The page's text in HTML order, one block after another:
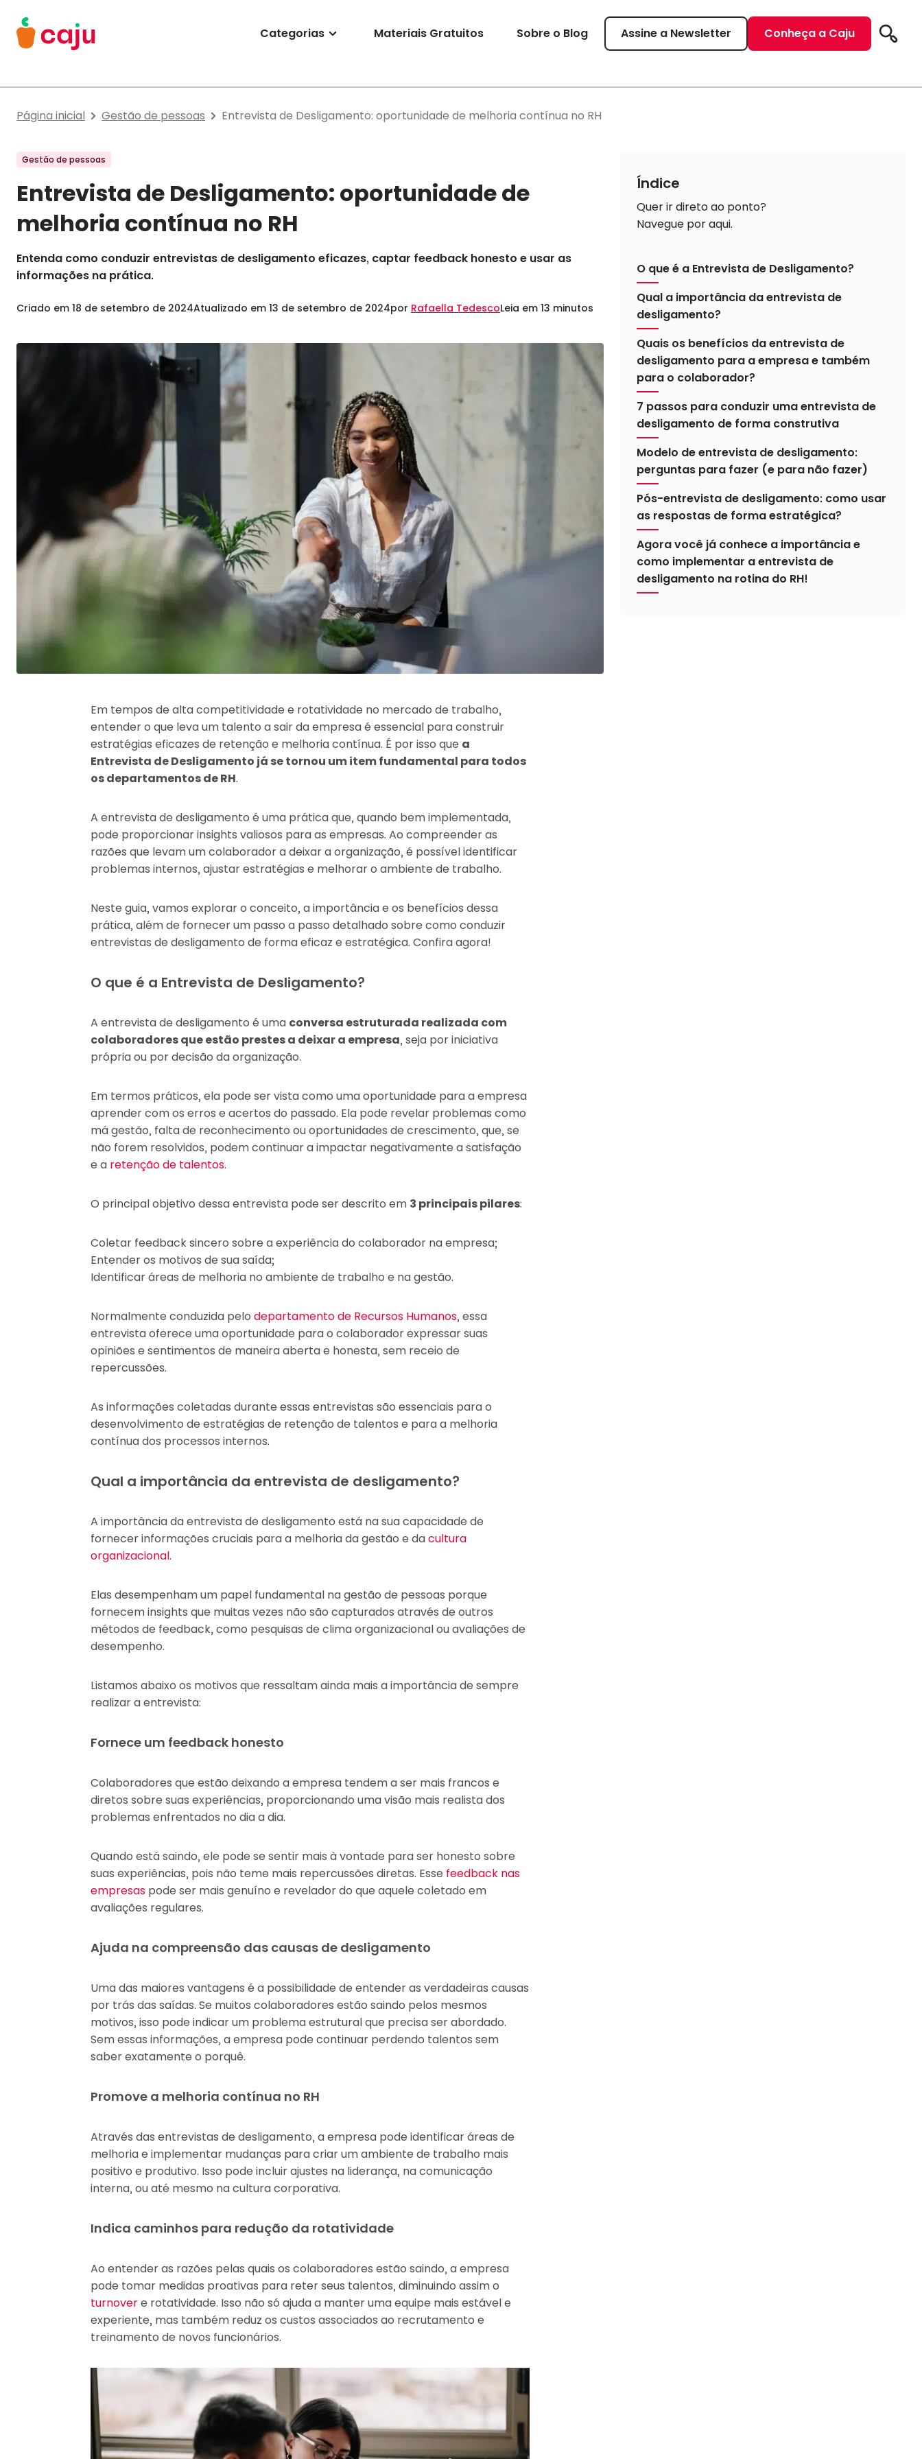
Menu Principal
Categorias Materiais Gratuitos Sobre o Blog Assine a Newsletter Conheça a Caju
Página inicial Gestão de pessoas Entrevista de Desligamento: oportunidade de melhoria contínua no RH
Gestão de pessoas
Entrevista de Desligamento: oportunidade de
melhoria contínua no RH
Entenda como conduzir entrevistas de desligamento eficazes, captar feedback honesto e usar as
informações na prática.
Criado em 18 de setembro de 2024Atualizado em 13 de setembro de 2024por Rafaella TedescoLeia em 13 minutos
Em tempos de alta competitividade e rotatividade no mercado de trabalho,
entender o que leva um talento a sair da empresa é essencial para construir
estratégias eficazes de retenção e melhoria contínua. É por isso que a
Entrevista de Desligamento já se tornou um item fundamental para todos
os departamentos de RH.
A entrevista de desligamento é uma prática que, quando bem implementada,
pode proporcionar insights valiosos para as empresas. Ao compreender as
razões que levam um colaborador a deixar a organização, é possível identificar
problemas internos, ajustar estratégias e melhorar o ambiente de trabalho.
Neste guia, vamos explorar o conceito, a importância e os benefícios dessa
prática, além de fornecer um passo a passo detalhado sobre como conduzir
entrevistas de desligamento de forma eficaz e estratégica. Confira agora!
O que é a Entrevista de Desligamento?
A entrevista de desligamento é uma conversa estruturada realizada com
colaboradores que estão prestes a deixar a empresa, seja por iniciativa
própria ou por decisão da organização.
Em termos práticos, ela pode ser vista como uma oportunidade para a empresa
aprender com os erros e acertos do passado. Ela pode revelar problemas como
má gestão, falta de reconhecimento ou oportunidades de crescimento, que, se
não forem resolvidos, podem continuar a impactar negativamente a satisfação
e a retenção de talentos.
O principal objetivo dessa entrevista pode ser descrito em 3 principais pilares:
Coletar feedback sincero sobre a experiência do colaborador na empresa;
Entender os motivos de sua saída;
Identificar áreas de melhoria no ambiente de trabalho e na gestão.
Normalmente conduzida pelo departamento de Recursos Humanos, essa
entrevista oferece uma oportunidade para o colaborador expressar suas
opiniões e sentimentos de maneira aberta e honesta, sem receio de
repercussões.
As informações coletadas durante essas entrevistas são essenciais para o
desenvolvimento de estratégias de retenção de talentos e para a melhoria
contínua dos processos internos.
Qual a importância da entrevista de desligamento?
A importância da entrevista de desligamento está na sua capacidade de
fornecer informações cruciais para a melhoria da gestão e dacultura
organizacional.
Elas desempenham um papel fundamental na gestão de pessoas porque
fornecem insights que muitas vezes não são capturados através de outros
métodos de feedback, como pesquisas de clima organizacional ou avaliações de
desempenho.
Listamos abaixo os motivos que ressaltam ainda mais a importância de sempre
realizar a entrevista:
Fornece um feedback honesto
Colaboradores que estão deixando a empresa tendem a ser mais francos e
diretos sobre suas experiências, proporcionando uma visão mais realista dos
problemas enfrentados no dia a dia.
Quando está saindo, ele pode se sentir mais à vontade para ser honesto sobre
suas experiências, pois não teme mais repercussões diretas. Esse feedback nas
empresas pode ser mais genuíno e revelador do que aquele coletado em
avaliações regulares.
Ajuda na compreensão das causas de desligamento
Uma das maiores vantagens é a possibilidade de entender as verdadeiras causas
por trás das saídas. Se muitos colaboradores estão saindo pelos mesmos
motivos, isso pode indicar um problema estrutural que precisa ser abordado.
Sem essas informações, a empresa pode continuar perdendo talentos sem
saber exatamente o porquê.
Promove a melhoria contínua no RH
Através das entrevistas de desligamento, a empresa pode identificar áreas de
melhoria e implementar mudanças para criar um ambiente de trabalho mais
positivo e produtivo. Isso pode incluir ajustes na liderança, na comunicação
interna, ou até mesmo na cultura corporativa.
Indica caminhos para redução da rotatividade
Ao entender as razões pelas quais os colaboradores estão saindo, a empresa
pode tomar medidas proativas para reter seus talentos, diminuindo assim o
turnovere rotatividade. Isso não só ajuda a manter uma equipe mais estável e
experiente, mas também reduz os custos associados ao recrutamento e
treinamento de novos funcionários.
Índice
Quer ir direto ao ponto?
Navegue por aqui.
O que é a Entrevista de Desligamento?
Qual a importância da entrevista de
desligamento?
Quais os benefícios da entrevista de
desligamento para a empresa e também
para o colaborador?
7 passos para conduzir uma entrevista de
desligamento de forma construtiva
Modelo de entrevista de desligamento:
perguntas para fazer (e para não fazer)
Pós-entrevista de desligamento: como usar
as respostas de forma estratégica?
Agora você já conhece a importância e
como implementar a entrevista de
desligamento na rotina do RH!